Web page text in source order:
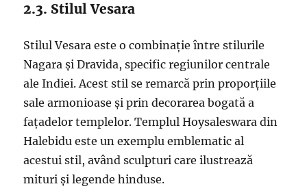
2.3. Stilul Vesara
Stilul Vesara este o combinație între stilurile
Nagara și Dravida, specific regiunilor centrale
ale Indiei. Acest stil se remarcă prin proporțiile
sale armonioase și prin decorarea bogată a
fațadelor templelor. Templul Hoysaleswara din
Halebidu este un exemplu emblematic al
acestui stil, având sculpturi care ilustrează
mituri și legende hinduse.